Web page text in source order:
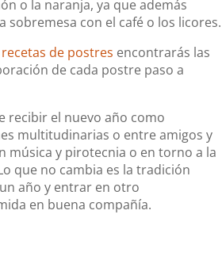
o la naranja, ya que además
sobremesa con el café o los licores.
recetas de postres encontrarás las
de cada postre paso a
recibir el nuevo año como
multitudinarias o entre amigos y
música y pirotecnia o en torno a la
que no cambia es la tradición
año y entrar en otro
en buena compañía.